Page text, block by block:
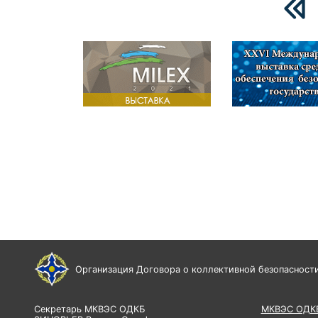
Организация Договора о коллективной
Секретарь МКВЭС ОДКБ
МКВЭС